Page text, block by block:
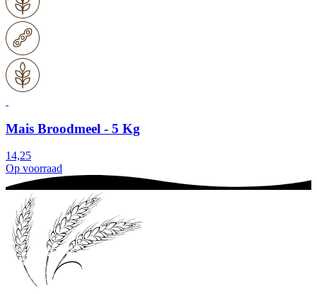
Mais Broodmeel - 5 Kg
14,25
Op voorraad